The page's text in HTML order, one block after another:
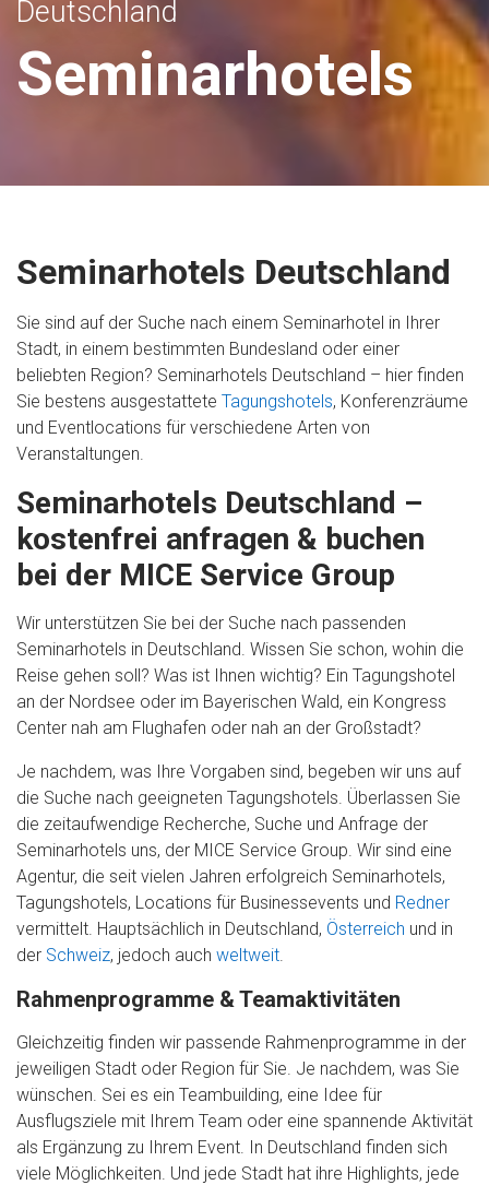
Deutschland
Seminarhotels
Deutschland
Seminarhotels
Deutschland
Seminarhotels
Deutschland
Seminarhotels
Deutschland
Seminarhotels
Seminarhotels Deutschland
Sie sind auf der Suche nach einem Seminarhotel in Ihrer
Stadt, in einem bestimmten Bundesland oder einer
beliebten Region? Seminarhotels Deutschland – hier finden
Sie bestens ausgestattete Tagungshotels, Konferenzräume
und Eventlocations für verschiedene Arten von
Veranstaltungen.
Seminarhotels Deutschland –
kostenfrei anfragen & buchen
bei der MICE Service Group
Wir unterstützen Sie bei der Suche nach passenden
Seminarhotels in Deutschland. Wissen Sie schon, wohin die
Reise gehen soll? Was ist Ihnen wichtig? Ein Tagungshotel
an der Nordsee oder im Bayerischen Wald, ein Kongress
Center nah am Flughafen oder nah an der Großstadt?
Je nachdem, was Ihre Vorgaben sind, begeben wir uns auf
die Suche nach geeigneten Tagungshotels. Überlassen Sie
die zeitaufwendige Recherche, Suche und Anfrage der
Seminarhotels uns, der MICE Service Group. Wir sind eine
Agentur, die seit vielen Jahren erfolgreich Seminarhotels,
Tagungshotels, Locations für Businessevents und Redner
vermittelt. Hauptsächlich in Deutschland, Österreich und in
der Schweiz, jedoch auch weltweit.
Rahmenprogramme & Teamaktivitäten
Gleichzeitig finden wir passende Rahmenprogramme in der
jeweiligen Stadt oder Region für Sie. Je nachdem, was Sie
wünschen. Sei es ein Teambuilding, eine Idee für
Ausflugsziele mit Ihrem Team oder eine spannende Aktivität
als Ergänzung zu Ihrem Event. In Deutschland finden sich
viele Möglichkeiten. Und jede Stadt hat ihre Highlights, jede